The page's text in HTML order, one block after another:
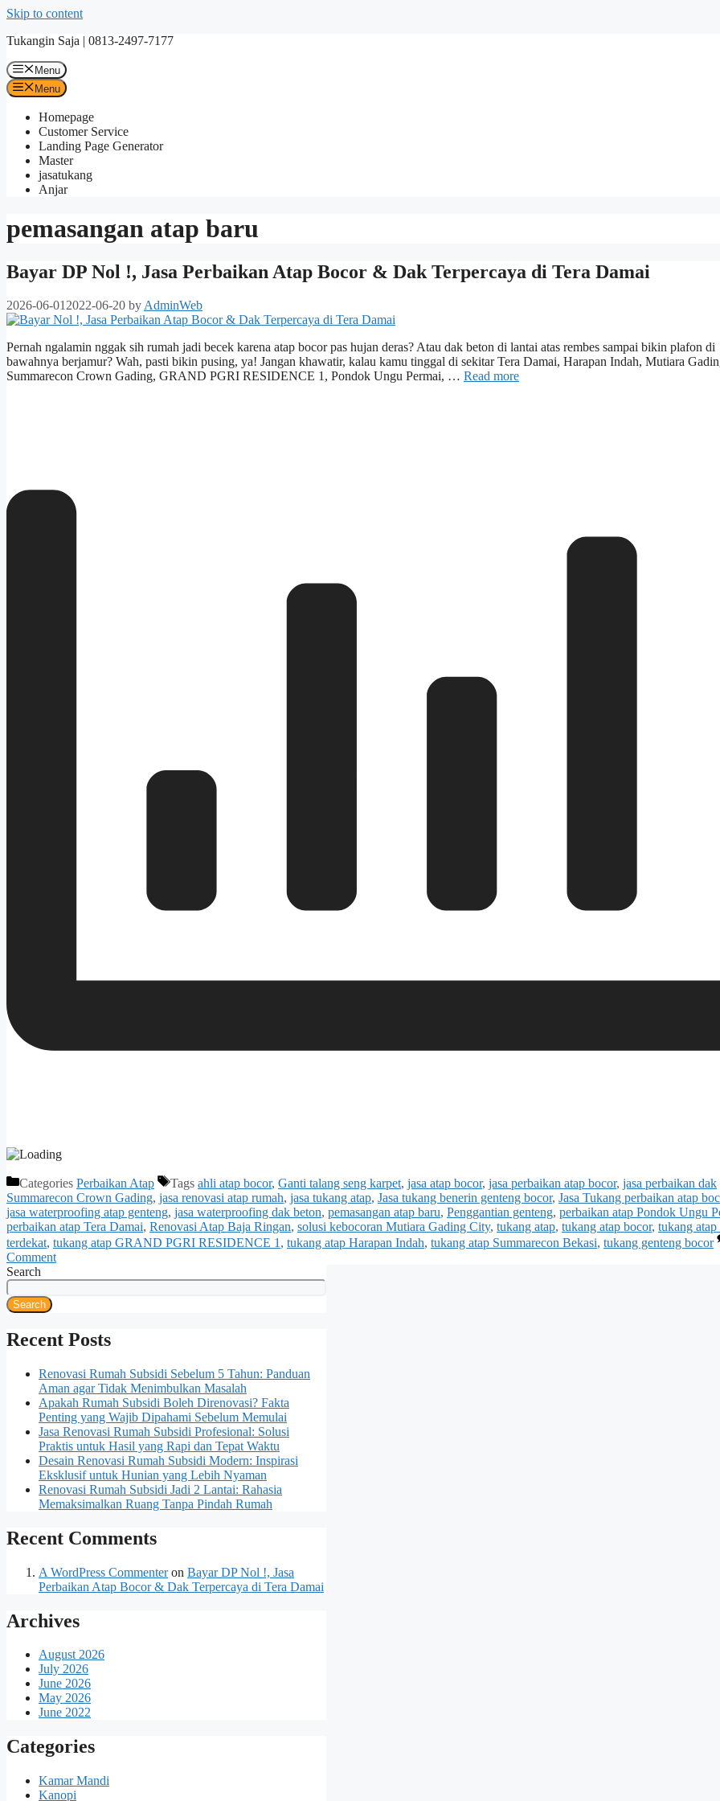
Skip to content
Tukangin Saja | 0813-2497-7177
Menu
Menu
Homepage
Customer Service
Landing Page Generator
Master
jasatukang
Anjar
pemasangan atap baru
Bayar DP Nol !, Jasa Perbaikan Atap Bocor & Dak Terpercaya di Tera Damai
2026-06-012022-06-20 byAdminWeb
Pernah ngalamin nggak sih rumah jadi becek karena atap bocor pas hujan deras? Atau dak beton di lantai atas rembes sampai bikin plafon di
bawahnya berjamur? Wah, pasti bikin pusing, ya! Jangan khawatir, kalau kamu tinggal di sekitar Tera Damai, Harapan Indah, Mutiara
Summarecon Crown Gading, GRAND PGRI RESIDENCE 1, Pondok Ungu Permai, … Read more
Categories Perbaikan Atap Tags ahli atap bocor, Ganti talang seng karpet, jasa atap bocor, jasa perbaikan atap bocor, jasa perbaikan dak
Summarecon Crown Gading, jasa renovasi atap rumah, jasa tukang atap, Jasa tukang benerin genteng bocor, Jasa Tukang perbaikan atap
jasa waterproofing atap genteng, jasa waterproofing dak beton, pemasangan atap baru, Penggantian genteng, perbaikan atap Pondok Ungu
perbaikan atap Tera Damai, Renovasi Atap Baja Ringan, solusi kebocoran Mutiara Gading City, tukang atap, tukang atap bocor, tukang
terdekat, tukang atap GRAND PGRI RESIDENCE 1 , tukang atap Harapan Indah, tukang atap Summarecon Bekasi, tukang genteng bocor
Comment
Search
Search
Recent Posts
Renovasi Rumah Subsidi Sebelum 5 Tahun: Panduan
Aman agar Tidak Menimbulkan Masalah
Apakah Rumah Subsidi Boleh Direnovasi? Fakta
Penting yang Wajib Dipahami Sebelum Memulai
Jasa Renovasi Rumah Subsidi Profesional: Solusi
Praktis untuk Hasil yang Rapi dan Tepat Waktu
Desain Renovasi Rumah Subsidi Modern: Inspirasi
Eksklusif untuk Hunian yang Lebih Nyaman
Renovasi Rumah Subsidi Jadi 2 Lantai: Rahasia
Memaksimalkan Ruang Tanpa Pindah Rumah
Recent Comments
A WordPress Commenteron Bayar DP Nol !, Jasa
Perbaikan Atap Bocor & Dak Terpercaya di Tera Damai
Archives
August 2026
July 2026
June 2026
May 2026
June 2022
Categories
Kamar Mandi
Kanopi